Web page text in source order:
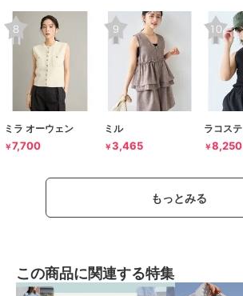
ミラ オーウェン
￥7,700
ミル
￥3,465
ラコステ
￥8,250
もっとみる
この商品に関連する特集